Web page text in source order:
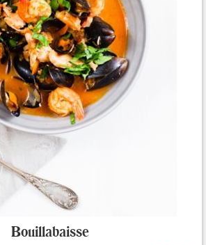
Bouillabaisse